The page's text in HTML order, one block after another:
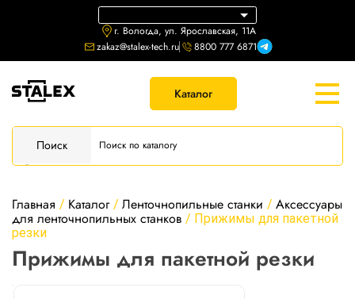
г. Вологда, ул. Ярославская, 11А
zakaz@stalex-tech.ru
8800 777 6871
Каталог
Поиск
Главная / Каталог / Ленточнопильные станки / Аксессуары
для ленточнопильных станков / Прижимы для пакетной
резки
Прижимы для пакетной резки